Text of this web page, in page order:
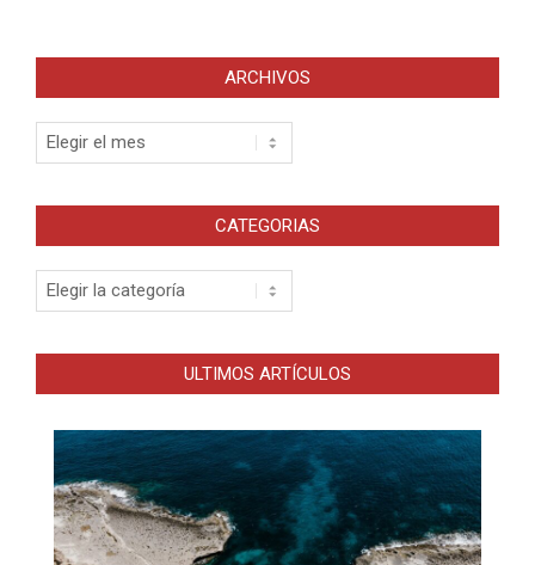
ARCHIVOS
Archivos
CATEGORIAS
Categorias
ULTIMOS ARTÍCULOS